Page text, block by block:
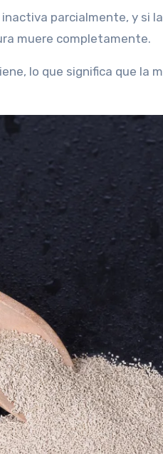
inactiva parcialmente, y si
muere completamente.
lo que significa que la